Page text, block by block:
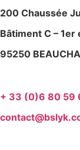
200 Chaussée
Bâtiment C – 1er
95250
+ 33 (0)6 80 59